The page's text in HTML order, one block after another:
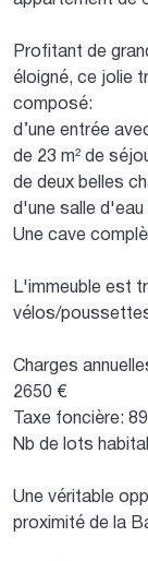
Profitant de
éloigné, ce jolie
composé:
d’une entrée
de 23 m² de
de deux belles
d'une salle
Une cave
L'immeuble est
vélos/
Charges
2650 €
Taxe foncière:
Nb de lots
Une véritable
proximité de la